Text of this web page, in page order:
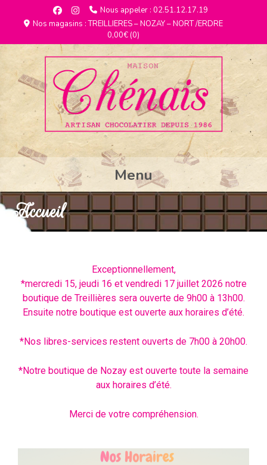
Nous appeler : 02.51.12.17.19
Nos magasins : TREILLIERES – NOZAY – NORT /ERDRE
0,00€(0)
Menu
Accueil
Exceptionnellement,
*mercredi 15, jeudi 16 et vendredi 17 juillet 2026 notre
boutique de Treillières sera ouverte de 9h00 à 13h00.
Ensuite notre boutique est ouverte aux horaires d’été.
*Nos libres-services restent ouverts de 7h00 à 20h00.
*Notre boutique de Nozay est ouverte toute la semaine
aux horaires d’été.
Merci de votre compréhension.